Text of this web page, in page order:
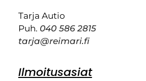
Tarja Autio
Puh. 040 586 2815
tarja@reimari.fi
Ilmoitusasiat